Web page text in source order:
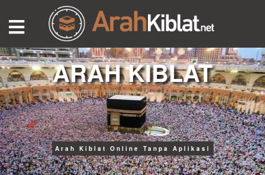
ARAH KIBLAT
Arah Kiblat Online Tanpa Aplikasi